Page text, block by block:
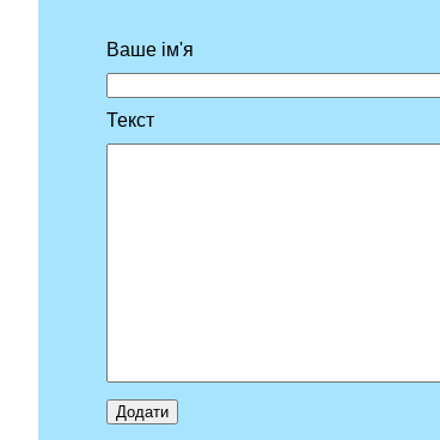
Ваше ім'я
Текст